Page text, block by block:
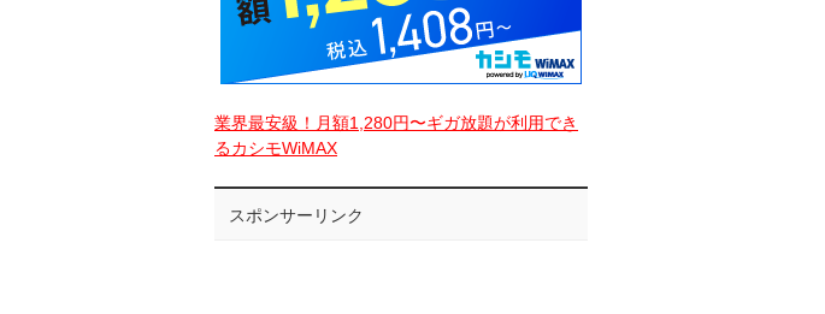
業界最安級！月額1,280円〜ギガ放題が利用でき
るカシモWiMAX
スポンサーリンク